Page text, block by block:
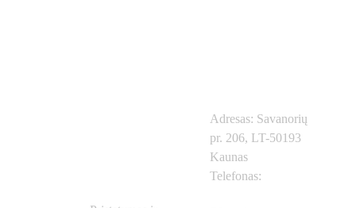
Adresas: Savanorių
pr. 206, LT-50193
Kaunas
Telefonas: